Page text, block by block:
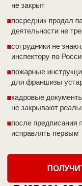
не закрыт
посредник продал
деятельности не
сотрудники не
инспектору по
пожарные
для франшизы
кадровые
не закрывают
после предписания
исправлять первым